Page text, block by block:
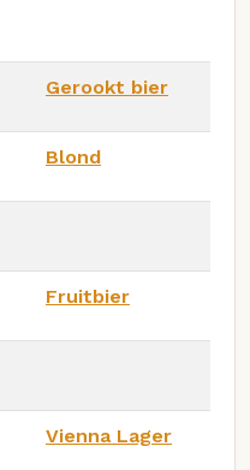
Gerookt bier
Blond
Fruitbier
Vienna Lager